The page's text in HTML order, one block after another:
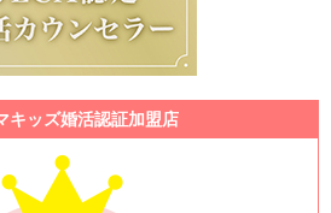
キッズ婚活認証加盟店